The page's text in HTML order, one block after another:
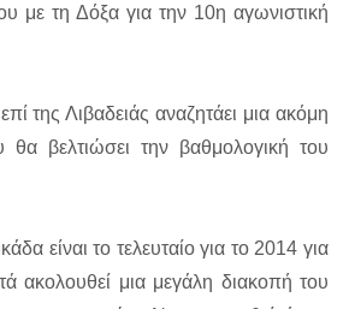
με τη Δόξα για την 10η αγωνιστική
της Λιβαδειάς αναζητάει μια ακόμη
θα βελτιώσει την βαθμολογική του
είναι το τελευταίο για το 2014 για
ακολουθεί μια μεγάλη διακοπή του